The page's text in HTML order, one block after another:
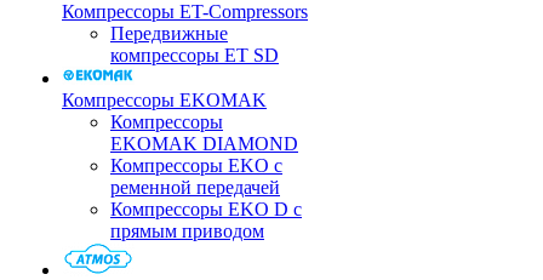
Компрессоры ET-Compressors
Передвижные
компрессоры ET SD
Компрессоры EKOMAK
Компрессоры
EKOMAK DIAMOND
Компрессоры EKO c
ременной передачей
Компрессоры EKO D с
прямым приводом